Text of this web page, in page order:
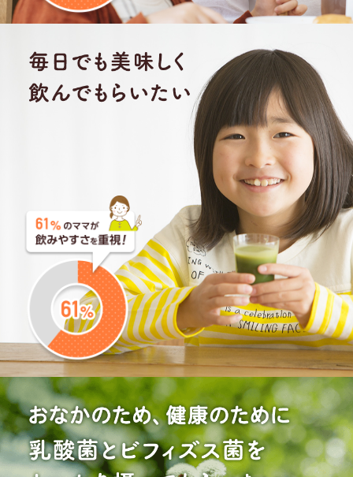
2018年12月10日
★★★★ 利用歴：11ヶ月目
子供の野菜嫌いとおなかが気になり、始めました。味は
甘く、自分でマグカップに入れて牛乳を注いで混ぜるの
が楽しいようで喜んで飲んでいます。飲みきれないこと
もありますが、続けることが大事かと思い残りは私が飲
んでいます。始めてからはだいぶ改善されたように感じ
ます。商品を使った食べ方の紹介等があると嬉しいで
す。これからも子供が飽きないように工夫しつつ続けた
いと思います。
リピーター ジュゴン
2018年12月7日
★★★★★ 利用歴：2ヶ月目
子供達は、美味しいと喜んで飲んでいます。偏食で心配
していましたがこれを飲んでくれている事で安心してい
ます。親子ともに、ハッピーです！(^-^)文句のつけよう
がありません！